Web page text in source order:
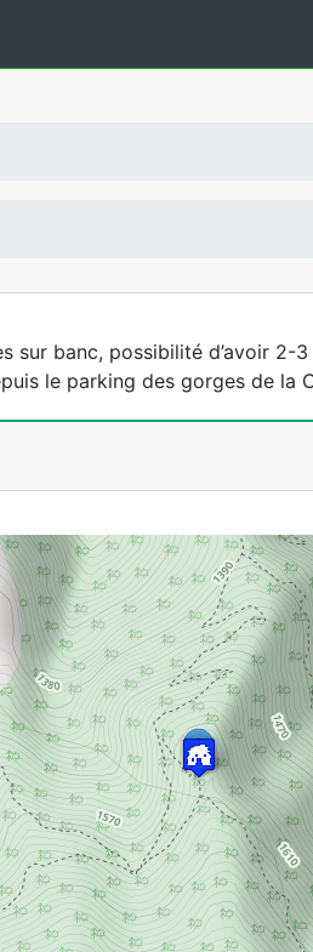
banc, possibilité d’avoir 2-
le parking des gorges de la